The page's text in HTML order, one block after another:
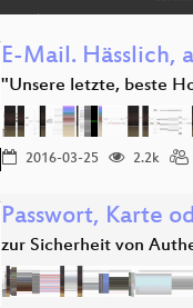
E-Mail. Hässlich,
"Unsere letzte, beste
2016-03-25 2.2k
Passwort, Karte
zur Sicherheit von